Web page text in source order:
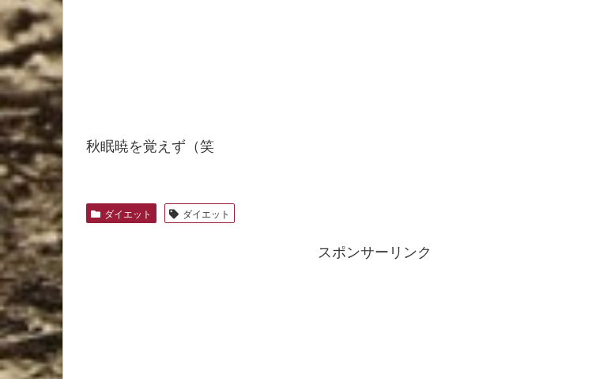
秋眠暁を覚えず（笑
ダイエット ダイエット
スポンサーリンク